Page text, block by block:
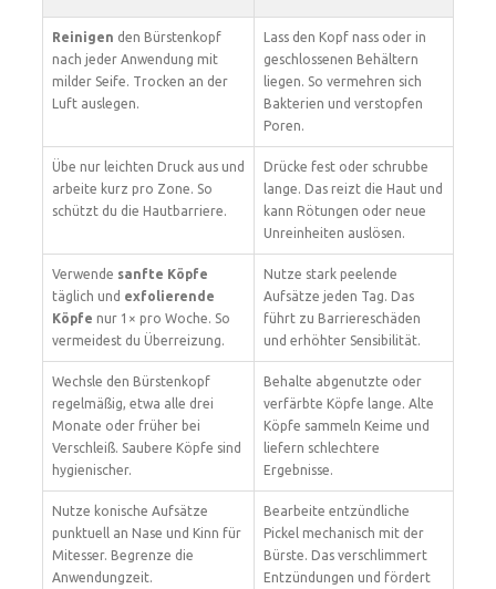
Reinigen den Bürstenkopf
nach jeder Anwendung mit
milder Seife. Trocken an der
Luft auslegen.
Lass den Kopf nass oder in
geschlossenen Behältern
liegen. So vermehren sich
Bakterien und verstopfen
Poren.
Übe nur leichten Druck aus und
arbeite kurz pro Zone. So
schützt du die Hautbarriere.
Drücke fest oder schrubbe
lange. Das reizt die Haut und
kann Rötungen oder neue
Unreinheiten auslösen.
Verwende sanfte Köpfe
täglich und exfolierende
Köpfe nur 1× pro Woche. So
vermeidest du Überreizung.
Nutze stark peelende
Aufsätze jeden Tag. Das
führt zu Barriereschäden
und erhöhter Sensibilität.
Wechsle den Bürstenkopf
regelmäßig, etwa alle drei
Monate oder früher bei
Verschleiß. Saubere Köpfe sind
hygienischer.
Behalte abgenutzte oder
verfärbte Köpfe lange. Alte
Köpfe sammeln Keime und
liefern schlechtere
Ergebnisse.
Nutze konische Aufsätze
punktuell an Nase und Kinn für
Mitesser. Begrenze die
Anwendungzeit.
Bearbeite entzündliche
Pickel mechanisch mit der
Bürste. Das verschlimmert
Entzündungen und fördert